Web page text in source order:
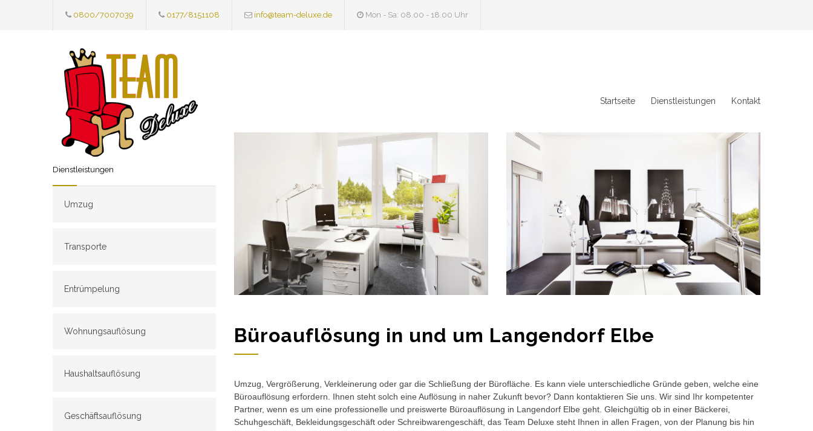
0800/7007039 0177/8151108 info@team-deluxe.de Mon - Sa: 08.00 - 18.00 Uhr
Startseite Dienstleistungen Kontakt
Dienstleistungen
Umzug
Transporte
Entrümpelung
Wohnungsauflösung
Haushaltsauflösung
Geschäftsauflösung
Büroauflösung in und um Langendorf Elbe
Umzug, Vergrößerung, Verkleinerung oder gar die Schließung der Bürofläche. Es kann viele unterschiedliche Gründe geben, welche eine
Büroauflösung erfordern. Ihnen steht solch eine Auflösung in naher Zukunft bevor? Dann kontaktieren Sie uns. Wir sind Ihr kompetenter
Partner, wenn es um eine professionelle und preiswerte Büroauflösung in Langendorf Elbe geht. Gleichgültig ob in einer Bäckerei,
Schuhgeschäft, Bekleidungsgeschäft oder Schreibwarengeschäft, das Team Deluxe steht Ihnen in allen Fragen, von der Planung bis hin